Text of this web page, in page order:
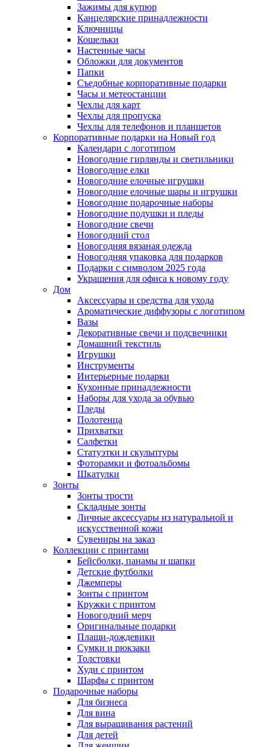
Зажимы для купюр
Канцелярские принадлежности
Ключницы
Кошельки
Настенные часы
Обложки для документов
Папки
Съедобные корпоративные подарки
Часы и метеостанции
Чехлы для карт
Чехлы для пропуска
Чехлы для телефонов и планшетов
Корпоративные подарки на Новый год
Календари с логотипом
Новогодние гирлянды и светильники
Новогодние елки
Новогодние елочные игрушки
Новогодние елочные шары и игрушки
Новогодние подарочные наборы
Новогодние подушки и пледы
Новогодние свечи
Новогодний стол
Новогодняя вязаная одежда
Новогодняя упаковка для подарков
Подарки с символом 2025 года
Украшения для офиса к новому году
Дом
Аксессуары и средства для ухода
Ароматические диффузоры с логотипом
Вазы
Декоративные свечи и подсвечники
Домашний текстиль
Игрушки
Инструменты
Интерьерные подарки
Кухонные принадлежности
Наборы для ухода за обувью
Пледы
Полотенца
Прихватки
Салфетки
Статуэтки и скульптуры
Фоторамки и фотоальбомы
Шкатулки
Зонты
Зонты трости
Складные зонты
Личные аксессуары из натуральной и
искусственной кожи
Сувениры на заказ
Коллекции с принтами
Бейсболки, панамы и шапки
Детские футболки
Джемперы
Зонты с принтом
Кружки с принтом
Новогодний мерч
Оригинальные подарки
Плащи-дождевики
Сумки и рюкзаки
Толстовки
Худи с принтом
Шарфы с принтом
Подарочные наборы
Для бизнеса
Для вина
Для выращивания растений
Для детей